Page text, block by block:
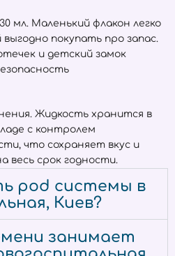
мл. Маленький флакон легко
выгодно покупать про запас.
и детский замок
Жидкость хранится в
с контролем
что сохраняет вкус и
весь срок годности.
pod системы в
Киев?
занимает